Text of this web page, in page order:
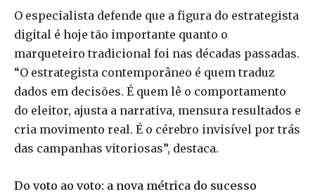
O especialista defende que a figura do estrategista
digital é hoje tão importante quanto o
marqueteiro tradicional foi nas décadas passadas.
“O estrategista contemporâneo é quem traduz
dados em decisões. É quem lê o comportamento
do eleitor, ajusta a narrativa, mensura resultados e
cria movimento real. É o cérebro invisível por trás
das campanhas vitoriosas”, destaca.
Do voto ao voto: a nova métrica do sucesso